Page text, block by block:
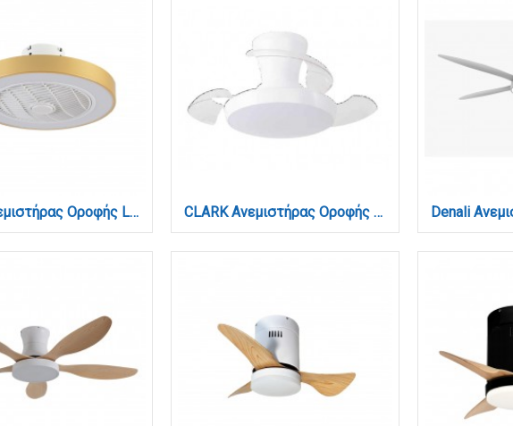
Chilko Ανεμιστήρας Οροφής LED με App Control & 3CCT | Χρυσό (101000360) CLARK Ανεμιστήρας Οροφής με LED 24W, DC Μοτέρ & Smart App - Total White (102001110)